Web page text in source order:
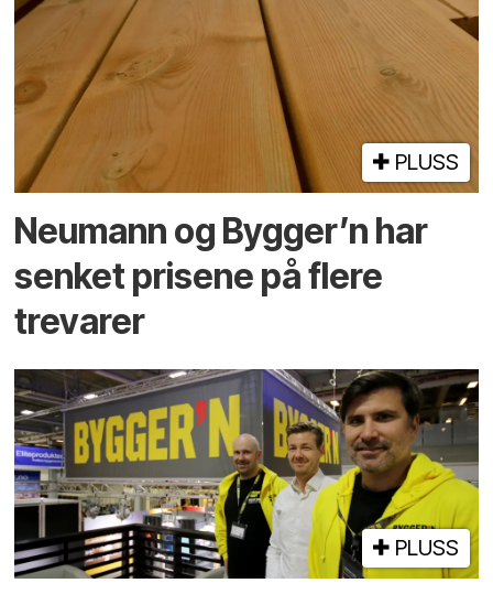
PLUSS
Neumann og Bygger’n har
senket prisene på flere
trevarer
PLUSS